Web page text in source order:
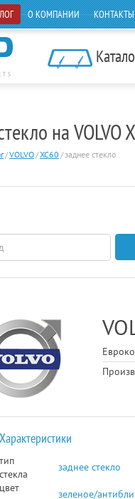
О КОМПАНИИ КОНТАКТЫ
на VOLVO
/VOLVO/XC60 /заднее стекло
Характеристики
тип
стекла
заднее стекло
цвет
зеленое/